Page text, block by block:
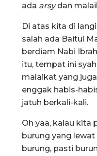
ada arsydan
Di atas kita di
salah ada Baitul
berdiam Nabi
itu, tempat ini
malaikat yang
enggak habis-
jatuh berkali-kali.
Oh yaa, kalau kita
burung yang lewat
burung, pasti